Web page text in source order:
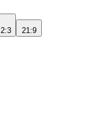
2:3 21:9